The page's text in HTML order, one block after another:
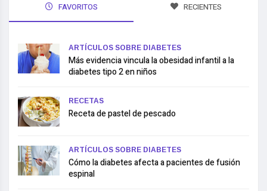
FAVORITOS RECIENTES
ARTÍCULOS SOBRE DIABETES
Más evidencia vincula la obesidad infantil a la
diabetes tipo 2 en niños
RECETAS
Receta de pastel de pescado
ARTÍCULOS SOBRE DIABETES
Cómo la diabetes afecta a pacientes de fusión
espinal